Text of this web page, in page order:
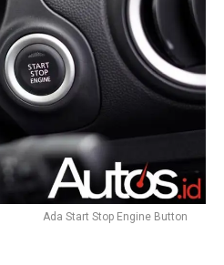
Ada Start Stop Engine Button